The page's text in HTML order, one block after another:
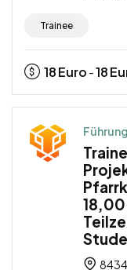
Trainee
18Euro -18